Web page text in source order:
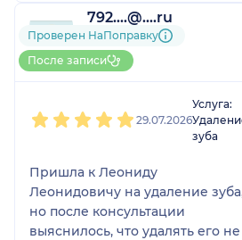
792....@....ru
2 отзыва
До 5 записей через
НаПоправку
Проверен НаПоправку
После записи
29.07.2026
Услуга:
зуба
Пришла к Леониду
Леонидовичу на удаление
но после консультации
выяснилось, что удалять его не